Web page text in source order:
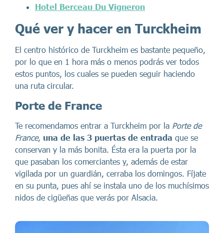
Hotel Berceau Du Vigneron
Qué ver y hacer en Turckheim
El centro histórico de Turckheim es bastante pequeño,
por lo que en 1 hora más o menos podrás ver todos
estos puntos, los cuales se pueden seguir haciendo
una ruta circular.
Porte de France
Te recomendamos entrar a Turckheim por la Porte de
France, una de las 3 puertas de entrada que se
conservan y la más bonita. Ésta era la puerta por la
que pasaban los comerciantes y, además de estar
vigilada por un guardián, cerraba los domingos. Fíjate
en su punta, pues ahí se instala uno de los muchísimos
nidos de cigüeñas que verás por Alsacia.